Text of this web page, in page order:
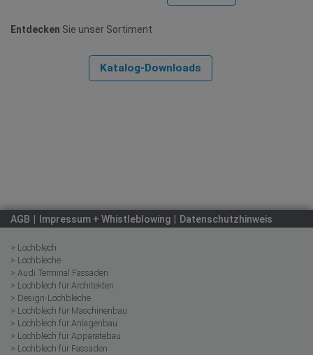
Entdecken Sie unser Sortiment
Katalog-Downloads
AGB Impressum + Whistleblowing Datenschutzhinweis
> Lochblech
> Lochbleche
> Audi Terminal Fassaden
> Lochblech für Architekten
> Design-Lochbleche
> Lochblech für Maschinenbau
> Lochblech für Anlagenbau
> Lochblech für Apparatebau
> Lochblech für Fassaden